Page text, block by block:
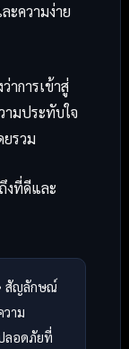
ะความง่าย
าการเข้าสู่
มประทับใจ
รวม
งที่ดีและ
สัญลักษณ์
วาม
ลอดภัยที่